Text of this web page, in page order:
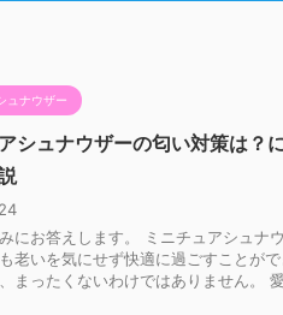
ュナウザー
シュナウザーの匂い対策は？
にお答えします。 ミニチュアシュナ
老いを気にせず快適に過ごすことが
まったくないわけではありません。